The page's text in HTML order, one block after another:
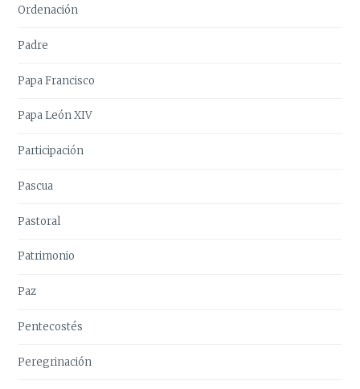
Ordenación
Padre
Papa Francisco
Papa León XIV
Participación
Pascua
Pastoral
Patrimonio
Paz
Pentecostés
Peregrinación